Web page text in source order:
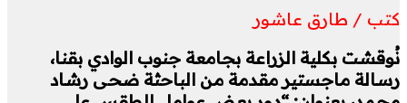
كتب / طارق عاشور
نُوقشت بكلية الزراعة بجامعة جنوب الوادي بقنا،
رسالة ماجستير مقدمة من الباحثة ضحى رشاد